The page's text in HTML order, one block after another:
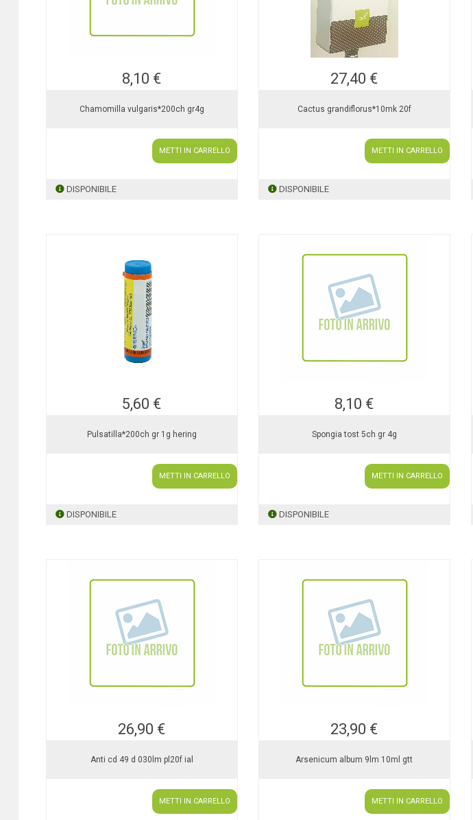
8,10 €
Chamomilla vulgaris*200ch gr4g
METTI IN CARRELLO
DISPONIBILE
27,40 €
Cactus grandiflorus*10mk 20f
METTI IN CARRELLO
DISPONIBILE
5,60 €
Pulsatilla*200ch gr 1g hering
METTI IN CARRELLO
DISPONIBILE
8,10 €
Spongia tost 5ch gr 4g
METTI IN CARRELLO
DISPONIBILE
26,90 €
Anti cd 49 d 030lm pl20f ial
METTI IN CARRELLO
23,90 €
Arsenicum album 9lm 10ml gtt
METTI IN CARRELLO